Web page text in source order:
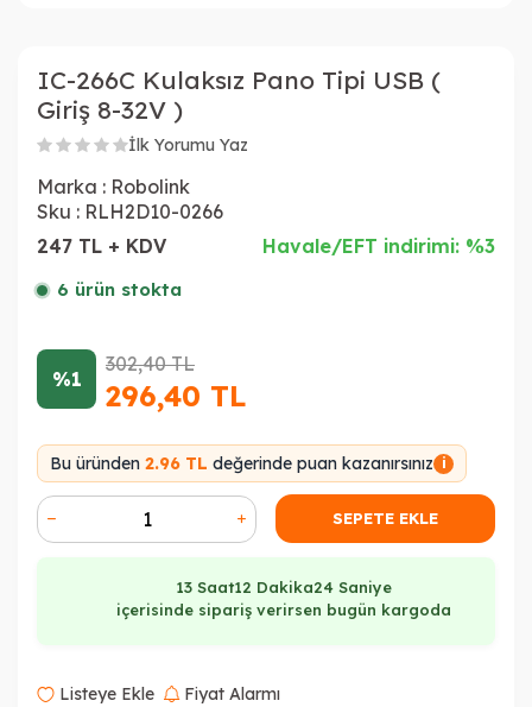
IC-266C Kulaksız Pano Tipi USB (
Giriş 8-32V )
İlk Yorumu Yaz
Marka : Robolink
Sku : RLH2D10-0266
247 TL + KDV
Havale/EFT indirimi: %3
6 ürün stokta
%1
302,40TL
296,40 TL
Bu üründen 2.96 TL değerinde puan kazanırsınız i
SEPETE EKLE
13 Saat12 Dakika24 Saniye
içerisinde sipariş verirsen bugün kargoda
Listeye Ekle Fiyat Alarmı